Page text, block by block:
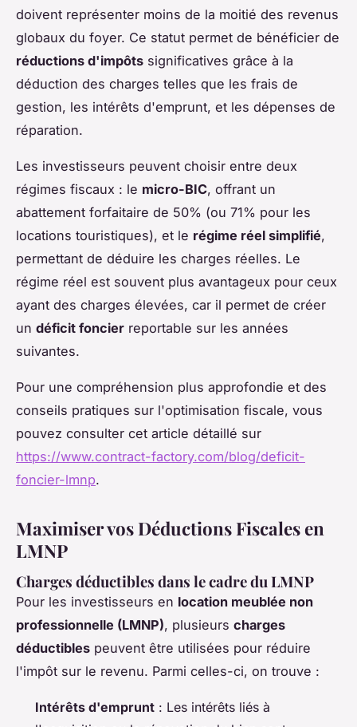
doivent représenter moins de la moitié des revenus
globaux du foyer. Ce statut permet de bénéficier de
réductions d'impôts significatives grâce à la
déduction des charges telles que les frais de
gestion, les intérêts d'emprunt, et les dépenses de
réparation.
Les investisseurs peuvent choisir entre deux
régimes fiscaux : le micro-BIC, offrant un
abattement forfaitaire de 50% (ou 71% pour les
locations touristiques), et le régime réel simplifié,
permettant de déduire les charges réelles. Le
régime réel est souvent plus avantageux pour ceux
ayant des charges élevées, car il permet de créer
un déficit foncier reportable sur les années
suivantes.
Pour une compréhension plus approfondie et des
conseils pratiques sur l'optimisation fiscale, vous
pouvez consulter cet article détaillé sur
https://www.contract-factory.com/blog/deficit-
foncier-lmnp.
Maximiser vos Déductions Fiscales en
LMNP
Charges déductibles dans le cadre du LMNP
Pour les investisseurs en location meublée non
professionnelle (LMNP), plusieurs charges
déductibles peuvent être utilisées pour réduire
l'impôt sur le revenu. Parmi celles-ci, on trouve :
Intérêts d'emprunt : Les intérêts liés à